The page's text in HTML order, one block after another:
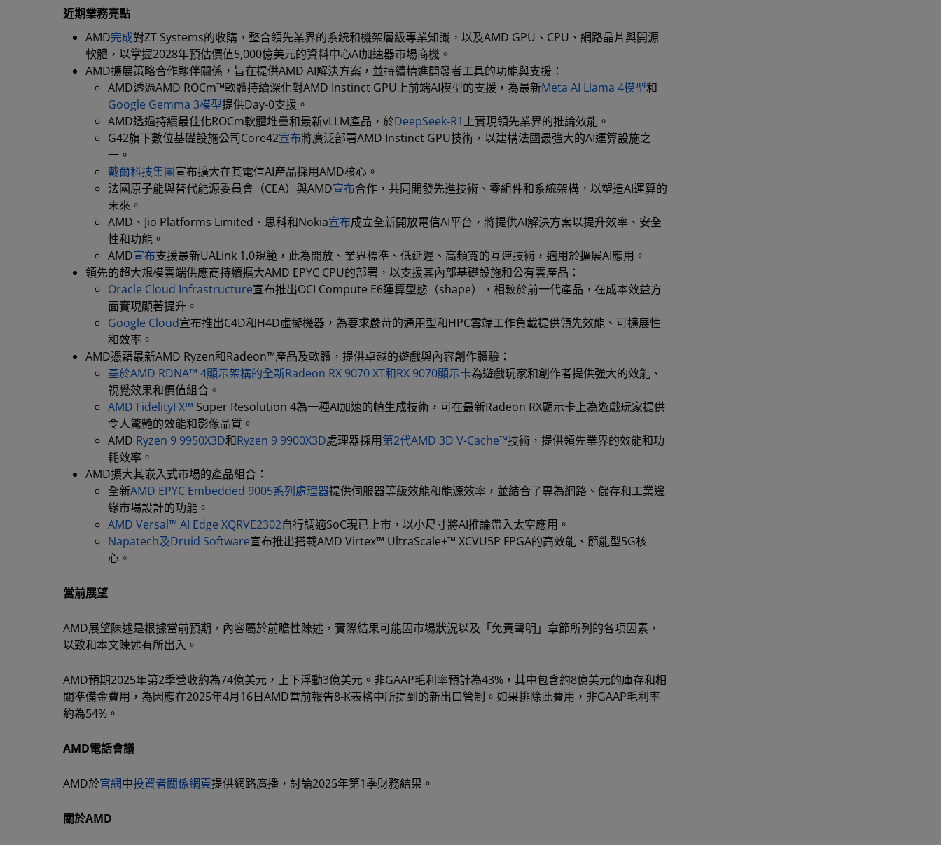
近期業務亮點
AMD完成對ZT Systems的收購，整合領先業界的系統和機架層級專業知識，以及AMD GPU、CPU、網路晶片與開源
軟體，以掌握2028年預估價值5,000億美元的資料中心AI加速器市場商機。
AMD擴展策略合作夥伴關係，旨在提供AMD AI解決方案，並持續精進開發者工具的功能與支援：
AMD透過AMD ROCm™軟體持續深化對AMD Instinct GPU上前端AI模型的支援，為最新Meta AI Llama 4模型和
Google Gemma 3模型提供Day-0支援。
AMD透過持續最佳化ROCm軟體堆疊和最新vLLM產品，於DeepSeek-R1上實現領先業界的推論效能。
G42旗下數位基礎設施公司Core42宣布將廣泛部署AMD Instinct GPU技術，以建構法國最強大的AI運算設施之
一。
戴爾科技集團宣布擴大在其電信AI產品採用AMD核心。
法國原子能與替代能源委員會（CEA）與AMD宣布合作，共同開發先進技術、零組件和系統架構，以塑造AI運算的
未來。
AMD、Jio Platforms Limited、思科和Nokia宣布成立全新開放電信AI平台，將提供AI解決方案以提升效率、安全
性和功能。
AMD宣布支援最新UALink 1.0規範，此為開放、業界標準、低延遲、高頻寬的互連技術，適用於擴展AI應用。
領先的超大規模雲端供應商持續擴大AMD EPYC CPU的部署，以支援其內部基礎設施和公有雲產品：
Oracle Cloud Infrastructure宣布推出OCI Compute E6運算型態（shape），相較於前一代產品，在成本效益方
面實現顯著提升。
Google Cloud宣布推出C4D和H4D虛擬機器，為要求嚴苛的通用型和HPC雲端工作負載提供領先效能、可擴展性
和效率。
AMD憑藉最新AMD Ryzen和Radeon™產品及軟體，提供卓越的遊戲與內容創作體驗：
基於AMD RDNA™ 4顯示架構的全新Radeon RX 9070 XT和RX 9070顯示卡為遊戲玩家和創作者提供強大的效能、
視覺效果和價值組合。
AMD FidelityFX™ Super Resolution 4為一種AI加速的幀生成技術，可在最新Radeon RX顯示卡上為遊戲玩家提供
令人驚艷的效能和影像品質。
AMD Ryzen 9 9950X3D和Ryzen 9 9900X3D處理器採用第2代AMD 3D V-Cache™技術，提供領先業界的效能和功
耗效率。
AMD擴大其嵌入式市場的產品組合：
全新AMD EPYC Embedded 9005系列處理器提供伺服器等級效能和能源效率，並結合了專為網路、儲存和工業邊
緣市場設計的功能。
AMD Versal™ AI Edge XQRVE2302自行調適SoC現已上市，以小尺寸將AI推論帶入太空應用。
Napatech及Druid Software宣布推出搭載AMD Virtex™ UltraScale+™ XCVU5P FPGA的高效能、節能型5G核
心。
當前展望
AMD展望陳述是根據當前預期，內容屬於前瞻性陳述，實際結果可能因市場狀況以及「免責聲明」章節所列的各項因素，
以致和本文陳述有所出入。
AMD預期2025年第2季營收約為74億美元，上下浮動3億美元。非GAAP毛利率預計為43%，其中包含約8億美元的庫存和相
關準備金費用，為因應在2025年4月16日AMD當前報告8-K表格中所提到的新出口管制。如果排除此費用，非GAAP毛利率
約為54%。
AMD電話會議
AMD於官網中投資者關係網頁提供網路廣播，討論2025年第1季財務結果。
關於AMD